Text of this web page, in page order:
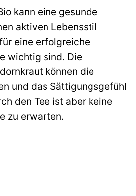
kann eine gesunde
aktiven Lebensstil
eine erfolgreiche
wichtig sind. Die
können die
und das Sättigungsgefühl
den Tee ist aber keine
zu erwarten.